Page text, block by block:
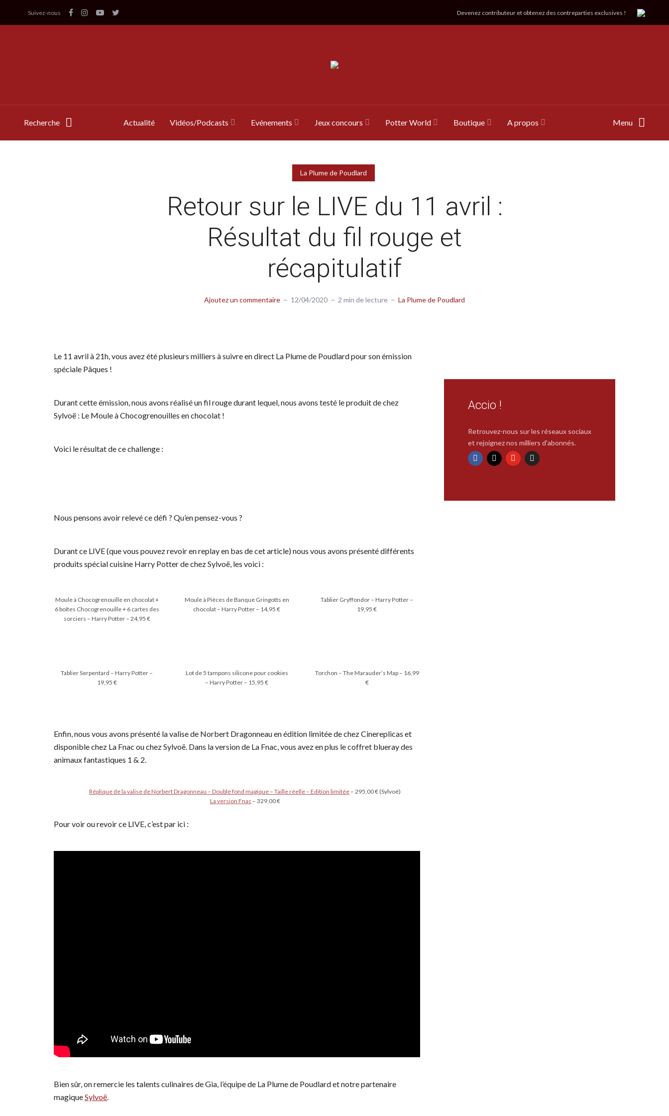
Suivez-nous Devenez contributeur et obtenez des contreparties exclusives !
Recherche Actualité Vidéos/Podcasts Evénements Jeux concours Potter World Boutique A propos Menu
La Plume de Poudlard
Retour sur le LIVE du 11 avril :
Résultat du fil rouge et
récapitulatif
Ajoutez un commentaire 12/04/2020 2 min de lecture La Plume de Poudlard
Le 11 avril à 21h, vous avez été plusieurs milliers à suivre en direct La Plume de Poudlard pour son émission
spéciale Pâques !
Durant cette émission, nous avons réalisé un fil rouge durant lequel, nous avons testé le produit de chez
Sylvoë : Le Moule à Chocogrenouilles en chocolat !
Voici le résultat de ce challenge :
Nous pensons avoir relevé ce défi ? Qu’en pensez-vous ?
Durant ce LIVE (que vous pouvez revoir en replay en bas de cet article) nous vous avons présenté différents
produits spécial cuisine Harry Potter de chez Sylvoë, les voici :
Moule à Chocogrenouille en chocolat +
6 boîtes Chocogrenouille + 6 cartes des
sorciers – Harry Potter – 24,95 €
Moule à Pièces de Banque Gringotts en
chocolat – Harry Potter – 14,95 €
Tablier Gryffondor – Harry Potter –
19,95 €
Tablier Serpentard – Harry Potter –
19,95 €
Lot de 5 tampons silicone pour cookies
– Harry Potter – 15,95 €
Torchon – The Marauder’s Map – 16,99
€
Enfin, nous vous avons présenté la valise de Norbert Dragonneau en édition limitée de chez Cinereplicas et
disponible chez La Fnac ou chez Sylvoë. Dans la version de La Fnac, vous avez en plus le coffret blueray des
animaux fantastiques 1 & 2.
Réplique de la valise de Norbert Dragonneau – Double fond magique – Taille réelle – Edition limitée – 295,00 € (Sylvoë)
La version Fnac– 329,00 €
Pour voir ou revoir ce LIVE, c’est par ici :
Bien sûr, on remercie les talents culinaires de Gia, l’équipe de La Plume de Poudlard et notre partenaire
magiqueSylvoë
Accio !
Retrouvez-nous sur les réseaux sociaux
et rejoignez nos milliers d'abonnés.